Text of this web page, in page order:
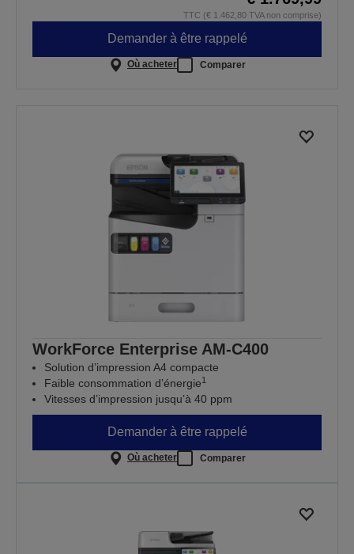
TTC (€ 1.462,80 TVA non comprise)
Demander à être rappelé
Où acheter Comparer
WorkForce Enterprise​ AM-C400
Solution d’impression A4 compacte
Faible consommation d’énergie1
Vitesses d’impression jusqu’à 40 ppm
Demander à être rappelé
Où acheter Comparer